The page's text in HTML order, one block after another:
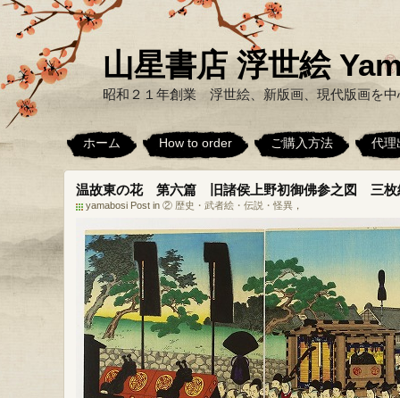
山星書店 浮世絵
昭和２１年創業 浮世絵、新版画、現代版画を
ホーム How to order ご購入方法 代理
温故東の花 第六篇 旧諸侯上野初御佛参之図 三枚
yamabosi Post in ② 歴史・武者絵・伝説・怪異 ，